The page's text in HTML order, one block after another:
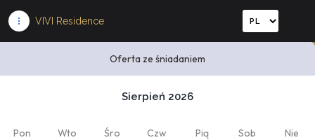
VIVI Residence
Wybierz datę pobytuOferta ze śniadaniem
Sierpień 2026
Pon Wto Śro Czw Pią Sob Nie